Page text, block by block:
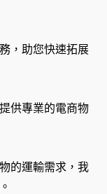
，助您快速拓展
供專業的電商物
的運輸需求，我